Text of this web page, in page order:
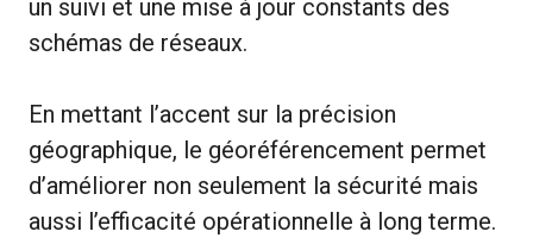
un suivi et une mise à jour constants des
schémas de réseaux.
En mettant l’accent sur la précision
géographique, le géoréférencement permet
d’améliorer non seulement la sécurité mais
aussi l’efficacité opérationnelle à long terme.